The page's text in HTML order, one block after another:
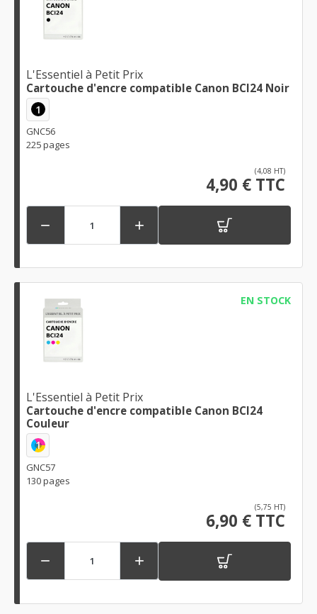
L'Essentiel à Petit Prix
Cartouche d'encre compatible Canon BCI24 Noir
1
GNC56
225 pages
(4,08 HT)
4,90 € TTC
 
EN STOCK
L'Essentiel à Petit Prix
Cartouche d'encre compatible Canon BCI24
Couleur
1
GNC57
130 pages
(5,75 HT)
6,90 € TTC
 